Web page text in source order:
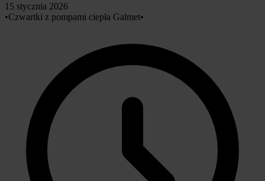
15 stycznia 2026
•Czwartki z pompami ciepła Galmet•